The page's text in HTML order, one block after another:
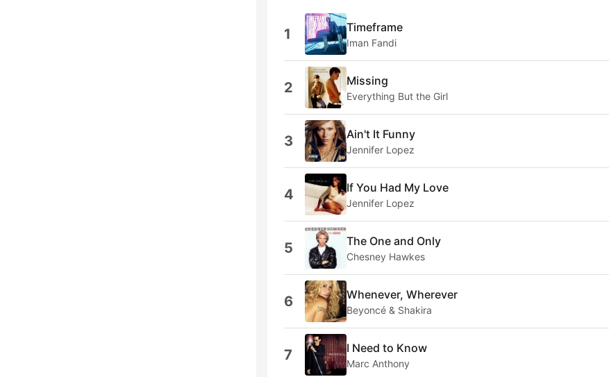
1 Timeframe
Iman Fandi
2 Missing
Everything But the Girl
3 Ain't It Funny
Jennifer Lopez
4 If You Had My Love
Jennifer Lopez
5 The One and Only
Chesney Hawkes
6 Whenever, Wherever
Beyoncé & Shakira
7 I Need to Know
Marc Anthony